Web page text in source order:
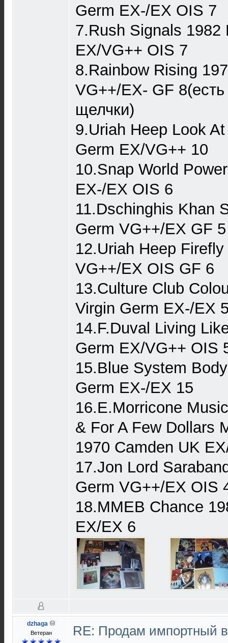
Germ EX-/EX OIS 7
7.Rush Signals 1982
EX/VG++ OIS 7
8.Rainbow Rising
VG++/EX- GF
щелчки)
9.Uriah Heep Look
Germ EX/VG++ 10
10.Snap World
EX-/EX OIS 6
11.Dschinghis Khan
Germ VG++/EX GF 5
12.Uriah Heep
VG++/EX OIS GF 6
13.Culture Club
Virgin Germ EX-/EX
14.F.Duval Living
Germ EX/VG++ OIS
15.Blue System
Germ EX-/EX 15
16.E.Morricone
& For A Few Dollars
1970 Camden UK
17.Jon Lord
Germ VG++/EX OIS
18.MMEB Chance
EX/EX 6
dzhaga
Ветеран
RE: Продам импортный